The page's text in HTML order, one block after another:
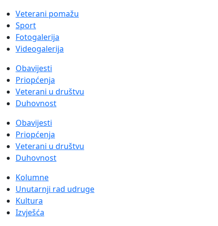
Veterani pomažu
Sport
Fotogalerija
Videogalerija
Obavijesti
Priopćenja
Veterani u društvu
Duhovnost
Obavijesti
Priopćenja
Veterani u društvu
Duhovnost
Kolumne
Unutarnji rad udruge
Kultura
Izvješća